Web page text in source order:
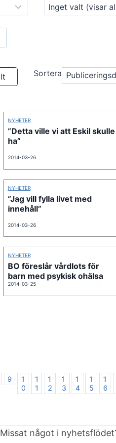
Sortera
NYHETER
”Detta ville vi att Eskil skulle
ha”
2014-03-26
NYHETER
”Jag vill fylla livet med
innehåll”
2014-03-26
NYHETER
BO föreslår vårdlots för
barn med psykisk ohälsa
2014-03-25
9
1
0
1
1
1
2
1
3
1
4
1
5
1
6
Missat något i